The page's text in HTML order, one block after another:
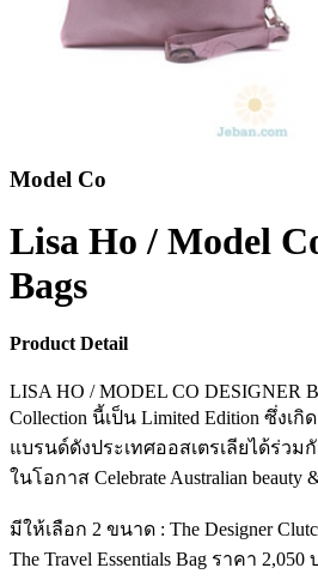
Model Co
Lisa Ho / Model
Bags
Product Detail
LISA HO / MODEL CO DESIGNER
Collection นี้เป็น Limited Edition ซึ่งเ
แบรนด์ดังประเทศออสเตรเลียได้ร่วม
ในโอกาส Celebrate Australian beauty
มีให้เลือก 2 ขนาด : The Designer
The Travel Essentials Bag ราคา 2,050